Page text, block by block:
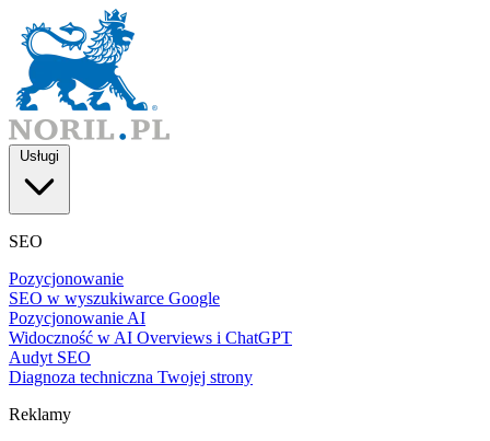
Usługi
SEO
Pozycjonowanie
SEO w wyszukiwarce Google
Pozycjonowanie AI
Widoczność w AI Overviews i ChatGPT
Audyt SEO
Diagnoza techniczna Twojej strony
Reklamy